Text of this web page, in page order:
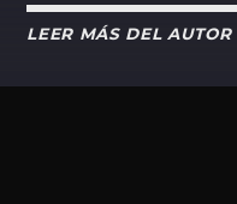
LEER MÁS DEL AUTOR